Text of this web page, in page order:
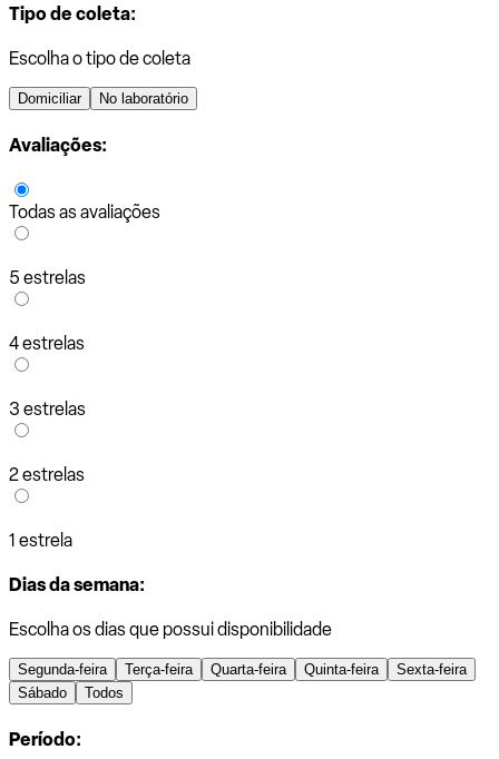
Tipo de coleta:
Escolha o tipo de coleta
Domiciliar No laboratório
Avaliações:
Todas as avaliações
5 estrelas
4 estrelas
3 estrelas
2 estrelas
1 estrela
Dias da semana:
Escolha os dias que possui disponibilidade
Segunda-feira Terça-feira Quarta-feira Quinta-feira
Sexta-feira
Sábado
Todos
Período: